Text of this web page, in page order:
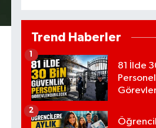
Trend Haberler
81 İlde
2